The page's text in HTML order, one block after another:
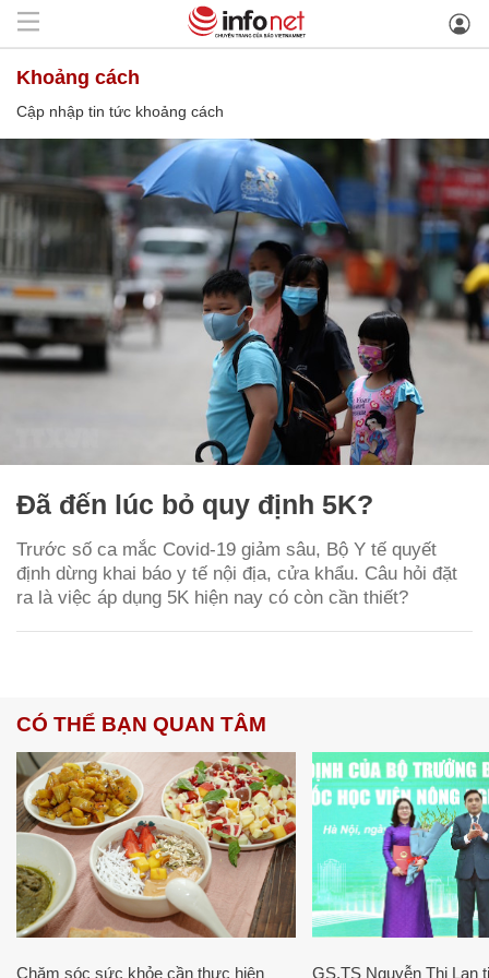
khoảng cách
Cập nhập tin tức khoảng cách
Đã đến lúc bỏ quy định 5K?
Trước số ca mắc Covid-19 giảm sâu, Bộ Y tế quyết
định dừng khai báo y tế nội địa, cửa khẩu. Câu hỏi đặt
ra là việc áp dụng 5K hiện nay có còn cần thiết?
CÓ THỂ BẠN QUAN TÂM
Chăm sóc sức khỏe cần thực hiện GS.TS Nguyễn Thị Lan